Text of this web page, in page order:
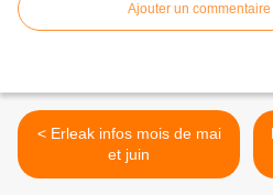
Ajouter un commentaire
< Erleak infos mois de mai
et juin